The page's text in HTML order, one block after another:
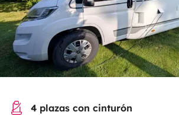
4 plazas con cinturón